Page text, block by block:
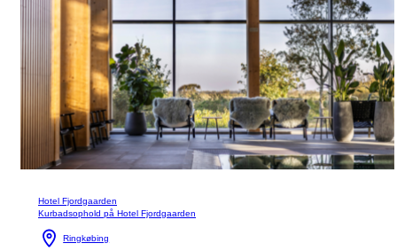
Hotel Fjordgaarden
Kurbadsophold på Hotel Fjordgaarden
Ringkøbing